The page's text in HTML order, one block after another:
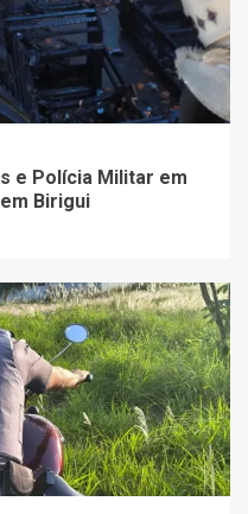
e Polícia Militar em
Birigui